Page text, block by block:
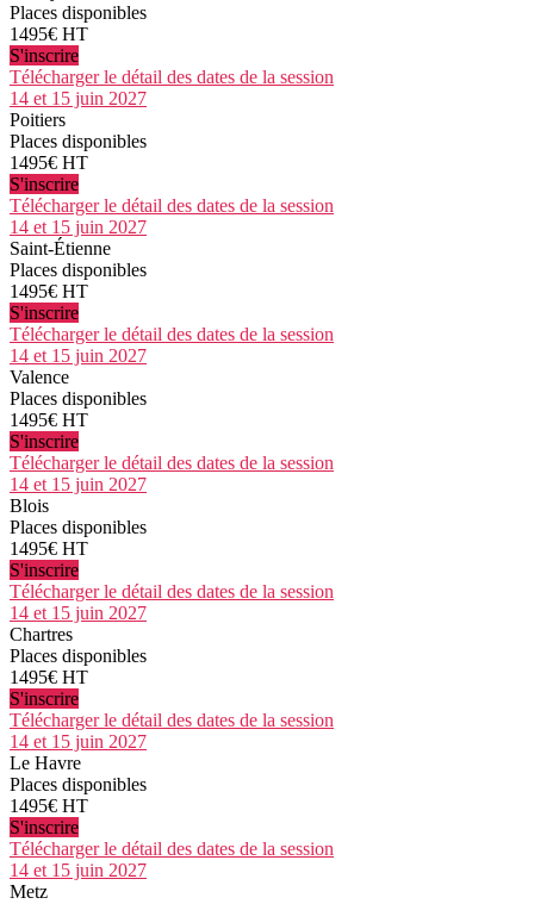
Places disponibles
1495€ HT
S'inscrire
Télécharger le détail des dates de la session
14 et 15 juin 2027
Poitiers
Places disponibles
1495€ HT
S'inscrire
Télécharger le détail des dates de la session
14 et 15 juin 2027
Saint-Étienne
Places disponibles
1495€ HT
S'inscrire
Télécharger le détail des dates de la session
14 et 15 juin 2027
Valence
Places disponibles
1495€ HT
S'inscrire
Télécharger le détail des dates de la session
14 et 15 juin 2027
Blois
Places disponibles
1495€ HT
S'inscrire
Télécharger le détail des dates de la session
14 et 15 juin 2027
Chartres
Places disponibles
1495€ HT
S'inscrire
Télécharger le détail des dates de la session
14 et 15 juin 2027
Le Havre
Places disponibles
1495€ HT
S'inscrire
Télécharger le détail des dates de la session
14 et 15 juin 2027
Metz